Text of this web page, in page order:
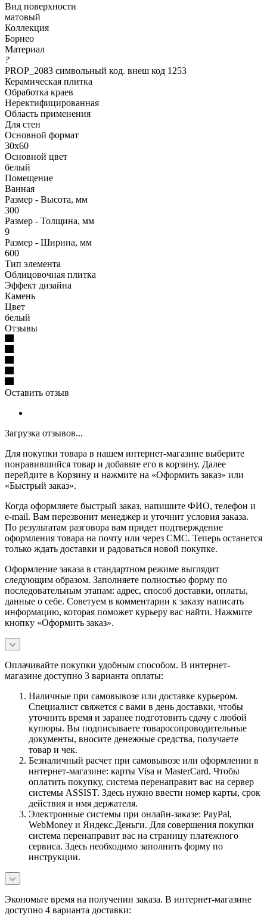
Вид поверхности
матовый
Коллекция
Борнео
Материал
?
PROP_2083 символьный код. внеш код 1253
Керамическая плитка
Обработка краев
Неректифицированная
Область применения
Для стен
Основной формат
30х60
Основной цвет
белый
Помещение
Ванная
Размер - Высота, мм
300
Размер - Толщина, мм
9
Размер - Ширина, мм
600
Тип элемента
Облицовочная плитка
Эффект дизайна
Камень
Цвет
белый
Отзывы
Оставить отзыв
Загрузка отзывов...
Для покупки товара в нашем интернет-магазине выберите
понравившийся товар и добавьте его в корзину. Далее
перейдите в Корзину и нажмите на «Оформить заказ» или
«Быстрый заказ».
Когда оформляете быстрый заказ, напишите ФИО, телефон и
e-mail. Вам перезвонит менеджер и уточнит условия заказа.
По результатам разговора вам придет подтверждение
оформления товара на почту или через СМС. Теперь останется
только ждать доставки и радоваться новой покупке.
Оформление заказа в стандартном режиме выглядит
следующим образом. Заполняете полностью форму по
последовательным этапам: адрес, способ доставки, оплаты,
данные о себе. Советуем в комментарии к заказу написать
информацию, которая поможет курьеру вас найти. Нажмите
кнопку «Оформить заказ».
Оплачивайте покупки удобным способом. В интернет-
магазине доступно 3 варианта оплаты:
Наличные при самовывозе или доставке курьером.
Специалист свяжется с вами в день доставки, чтобы
уточнить время и заранее подготовить сдачу с любой
купюры. Вы подписываете товаросопроводительные
документы, вносите денежные средства, получаете
товар и чек.
Безналичный расчет при самовывозе или оформлении в
интернет-магазине: карты Visa и MasterCard. Чтобы
оплатить покупку, система перенаправит вас на сервер
системы ASSIST. Здесь нужно ввести номер карты, срок
действия и имя держателя.
Электронные системы при онлайн-заказе: PayPal,
WebMoney и Яндекс.Деньги. Для совершения покупки
система перенаправит вас на страницу платежного
сервиса. Здесь необходимо заполнить форму по
инструкции.
Экономьте время на получении заказа. В интернет-магазине
доступно 4 варианта доставки: